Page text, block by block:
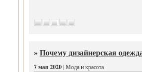
»Почему дизайнерская
7 мая 2020| Мода и красота